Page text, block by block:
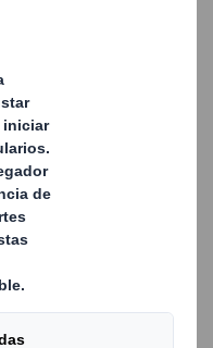
box de cartón,
podemos realizarlos en
espumas de varias
cartón...